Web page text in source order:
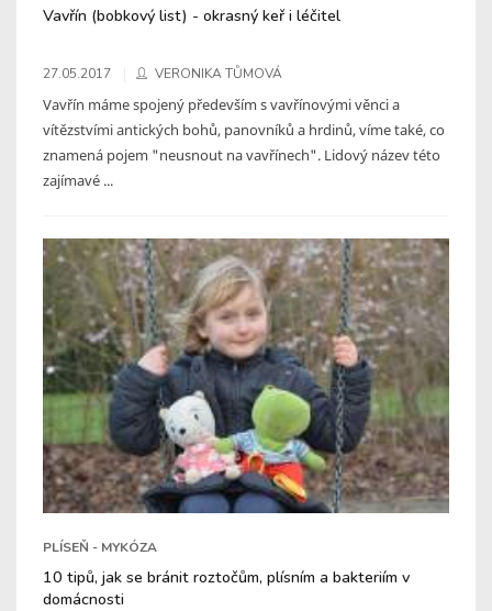
Vavřín (bobkový list) - okrasný keř i léčitel
27.05.2017 VERONIKA TŮMOVÁ
Vavřín máme spojený především s vavřínovými věnci a
vítězstvími antických bohů, panovníků a hrdinů, víme také, co
znamená pojem "neusnout na vavřínech". Lidový název této
zajímavé ...
PLÍSEŇ - MYKÓZA
10 tipů, jak se bránit roztočům, plísním a bakteriím v
domácnosti